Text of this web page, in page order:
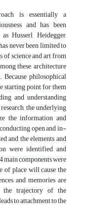
is essentially a
and has been
Husserl, Heidegger,
never been limited to
of science and art from
these, architecture
philosophical
starting point for them
and understanding
the underlying
the information and
open and in-
and the elements and
were identified and
main components were
of place will cause the
and memories are
the trajectory of the
to attachment to the